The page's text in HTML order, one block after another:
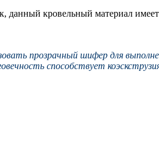
кровельный материал
прозрачный шифер для
способствует